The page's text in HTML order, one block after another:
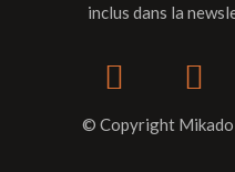
inclus dans la
© Copyright Mikado